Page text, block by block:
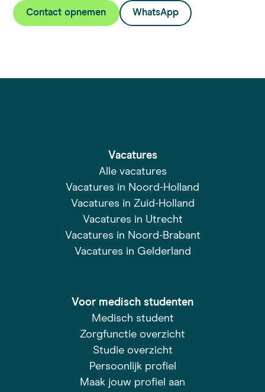
Contact opnemen WhatsApp
Vacatures
Alle vacatures
Vacatures in Noord-Holland
Vacatures in Zuid-Holland
Vacatures in Utrecht
Vacatures in Noord-Brabant
Vacatures in Gelderland
Voor medisch studenten
Medisch student
Zorgfunctie overzicht
Studie overzicht
Persoonlijk profiel
Maak jouw profiel aan